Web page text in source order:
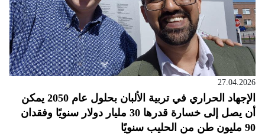
27.04.2026
الإجهاد الحراري في تربية الألبان بحلول عام 2050 يمكن
أن يصل إلى خسارة قدرها 30 مليار دولار سنويًا وفقدان
90 مليون طن من الحليب سنويًا